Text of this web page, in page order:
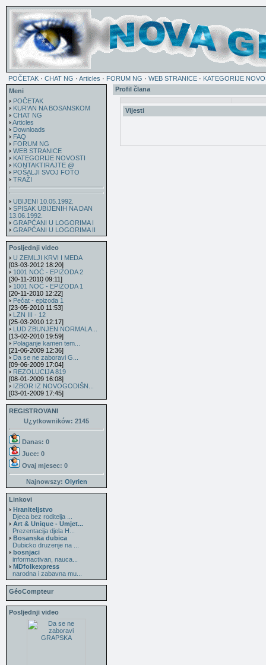
POČETAK · CHAT NG · Articles · FORUM NG · WEB STRANICE · KATEGORIJE
Meni
POČETAK
KUR'AN NA BOSANSKOM
CHAT NG
Articles
Downloads
FAQ
FORUM NG
WEB STRANICE
KATEGORIJE NOVOSTI
KONTAKTIRAJTE @
POŠALJI SVOJ FOTO
TRAŽI
UBIJENI 10.05.1992.
SPISAK UBIJENIH NA DAN
13.06.1992.
GRAPĆANI U LOGORIMA I
GRAPĆANI U LOGORIMA II
Posljednji video
U ZEMLJI KRVI I MEDA
[03-03-2012 18:20]
1001 NOĆ - EPIZODA 2
[30-11-2010 09:11]
1001 NOĆ - EPIZODA 1
[20-11-2010 12:22]
Pečat - epizoda 1
[23-05-2010 11:53]
LZN III - 12
[25-03-2010 12:17]
LUD ZBUNJEN NORMALA...
[13-02-2010 19:59]
Polaganje kamen tem...
[21-06-2009 12:36]
Da se ne zaboravi G...
[09-06-2009 17:04]
REZOLUCIJA 819
[08-01-2009 16:08]
IZBOR IZ NOVOGODIŠN...
[03-01-2009 17:45]
REGISTROVANI
U¿ytkowników: 2145
Danas: 0
Juce: 0
Ovaj mjesec: 0
Najnowszy: Olyrien
Linkovi
Hraniteljstvo
Djeca bez roditelja ...
Art & Unique - Umjet...
Prezentacija djela H...
Bosanska dubica
Dubicko druzenje na ...
bosnjaci
informactivan, nauca...
MDfolkexpress
narodna i zabavna mu...
GéoCompteur
Posljednji video
Profil člana
Vijesti